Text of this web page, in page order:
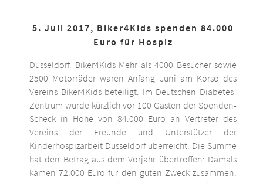
5. Juli 2017, Biker4Kids spenden 84.000
Euro für Hospiz
Düsseldorf. Biker4Kids Mehr als 4000 Besucher sowie
2500 Motorräder waren Anfang Juni am Korso des
Vereins Biker4Kids beteiligt. Im Deutschen Diabetes-
Zentrum wurde kürzlich vor 100 Gästen der Spenden-
Scheck in Höhe von 84.000 Euro an Vertreter des
Vereins der Freunde und Unterstützer der
Kinderhospizarbeit Düsseldorf überreicht. Die Summe
hat den Betrag aus dem Vorjahr übertroffen: Damals
kamen 72.000 Euro für den guten Zweck zusammen.